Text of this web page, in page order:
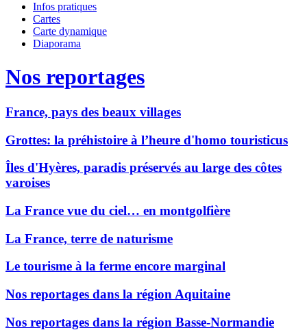
Infos pratiques
Cartes
Carte dynamique
Diaporama
Nos reportages
France, pays des beaux villages
Grottes: la préhistoire à l’heure d'homo touristicus
Îles d'Hyères, paradis préservés au large des côtes
varoises
La France vue du ciel… en montgolfière
La France, terre de naturisme
Le tourisme à la ferme encore marginal
Nos reportages dans la région Aquitaine
Nos reportages dans la région Basse-Normandie